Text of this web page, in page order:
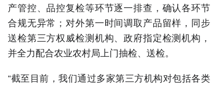
产管控、品控复检等环节逐一排查，确认各环节
合规无异常；对外第一时间调取产品留样，同步
送检第三方权威检测机构、政府指定检测机构，
并全力配合农业农村局上门抽检、送检。
“截至目前，我们通过多家第三方机构对包括各类